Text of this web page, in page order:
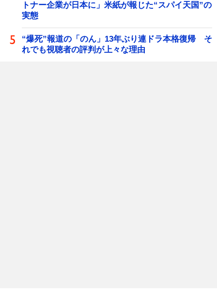
トナー企業が日本に」米紙が報じた“スパイ天国”の
実態
“爆死”報道の「のん」13年ぶり連ドラ本格復帰 そ
れでも視聴者の評判が上々な理由